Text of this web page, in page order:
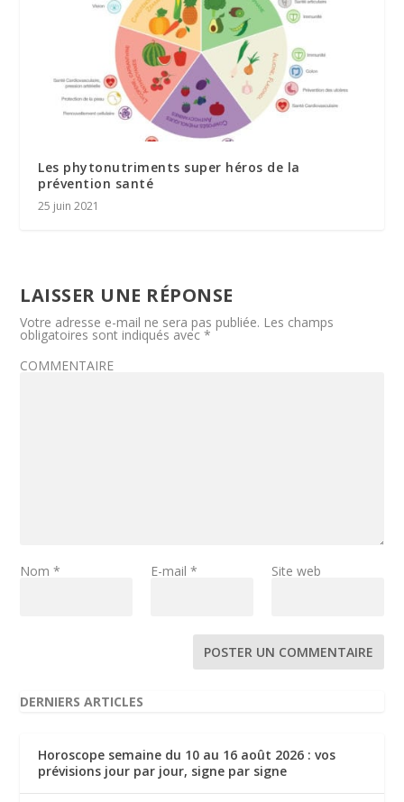
Les phytonutriments super héros de la
prévention santé
25 juin 2021
LAISSER UNE RÉPONSE
Votre adresse e-mail ne sera pas publiée. Les champs
obligatoires sont indiqués avec*
COMMENTAIRE
Nom* E-mail * Site web
DERNIERS ARTICLES
Horoscope semaine du 10 au 16 août 2026 : vos
prévisions jour par jour, signe par signe